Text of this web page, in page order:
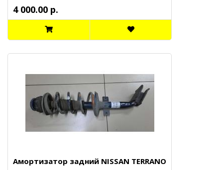
4 000.00 р.
Амортизатор задний NISSAN TERRANO